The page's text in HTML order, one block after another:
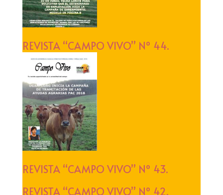
REVISTA “CAMPO VIVO” Nº 44.
REVISTA “CAMPO VIVO” Nº 43.
REVISTA “CAMPO VIVO” Nº 42.